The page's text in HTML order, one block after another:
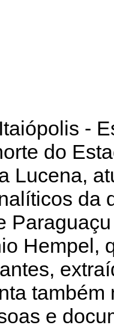
-
do
Lucena,
da
Hempel,
e